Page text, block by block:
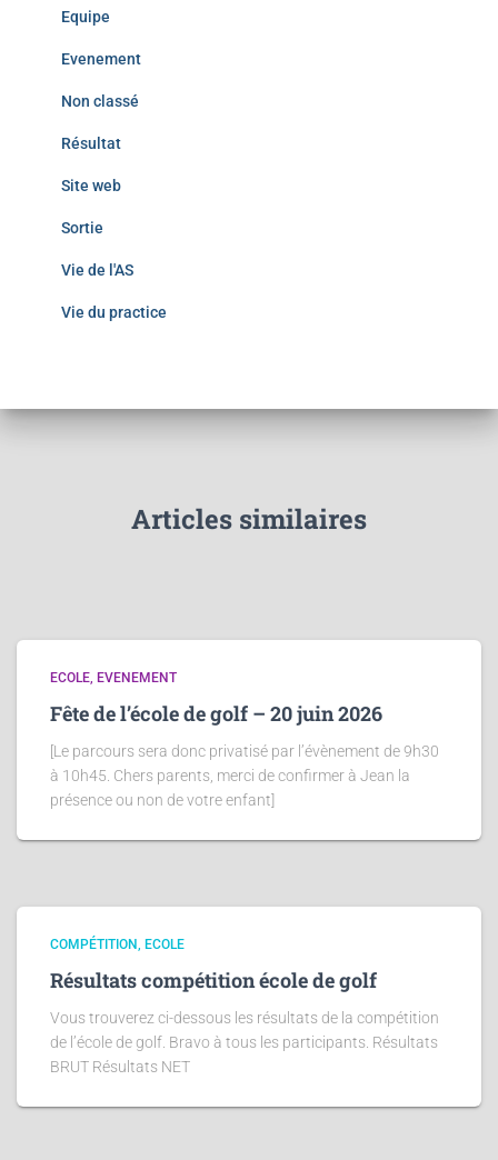
Equipe
Evenement
Non classé
Résultat
Site web
Sortie
Vie de l'AS
Vie du practice
Articles similaires
ECOLE EVENEMENT
Fête de l’école de golf – 20 juin 2026
[Le parcours sera donc privatisé par l’évènement de 9h30
à 10h45. Chers parents, merci de confirmer à Jean la
présence ou non de votre enfant]
COMPÉTITION ECOLE
Résultats compétition école de golf
Vous trouverez ci-dessous les résultats de la compétition
de l’école de golf. Bravo à tous les participants. Résultats
BRUT Résultats NET